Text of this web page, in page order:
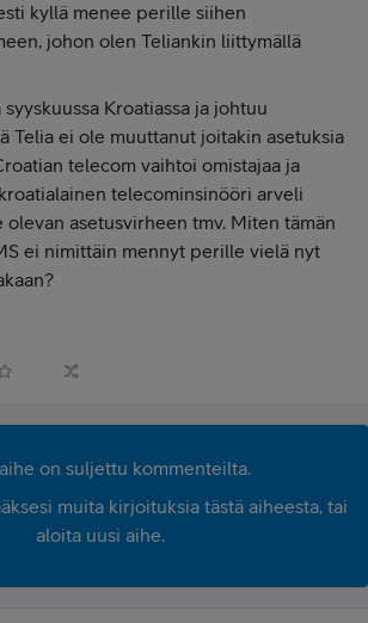
kyllä menee perille siihen
johon olen Teliankin liittymällä
Kroatiassa ja johtuu
Telia ei ole muuttanut joitakin asetuksia
telecom vaihtoi omistajaa ja
telecominsinööri arveli
asetusvirheen tmv. Miten tämän
ei nimittäin mennyt perille vielä nyt
on suljettu kommenteilta.
muita kirjoituksia tästä aiheesta, tai
aloita uusi aihe.